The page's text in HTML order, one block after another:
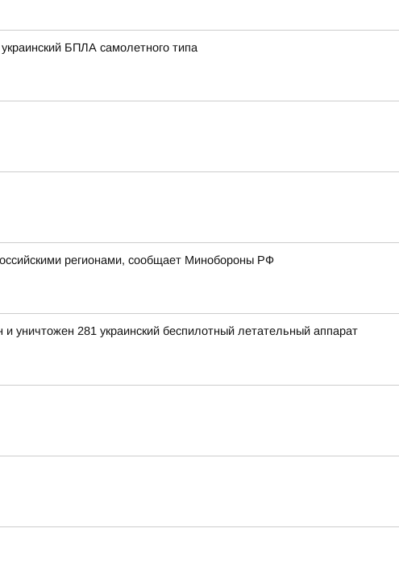
БПЛА самолетного типа
регионами, сообщает Минобороны РФ
281 украинский беспилотный летательный аппарат